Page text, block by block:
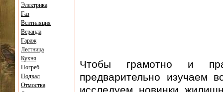
Чтобы грамотно и
предварительно изучаем
Электрика
Газ
Вентиляция
Веранда
Гараж
Лестница
Кухня
Погреб
Подвал
Отмостка